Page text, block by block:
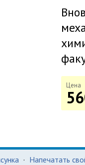
Цена
· Напечатать